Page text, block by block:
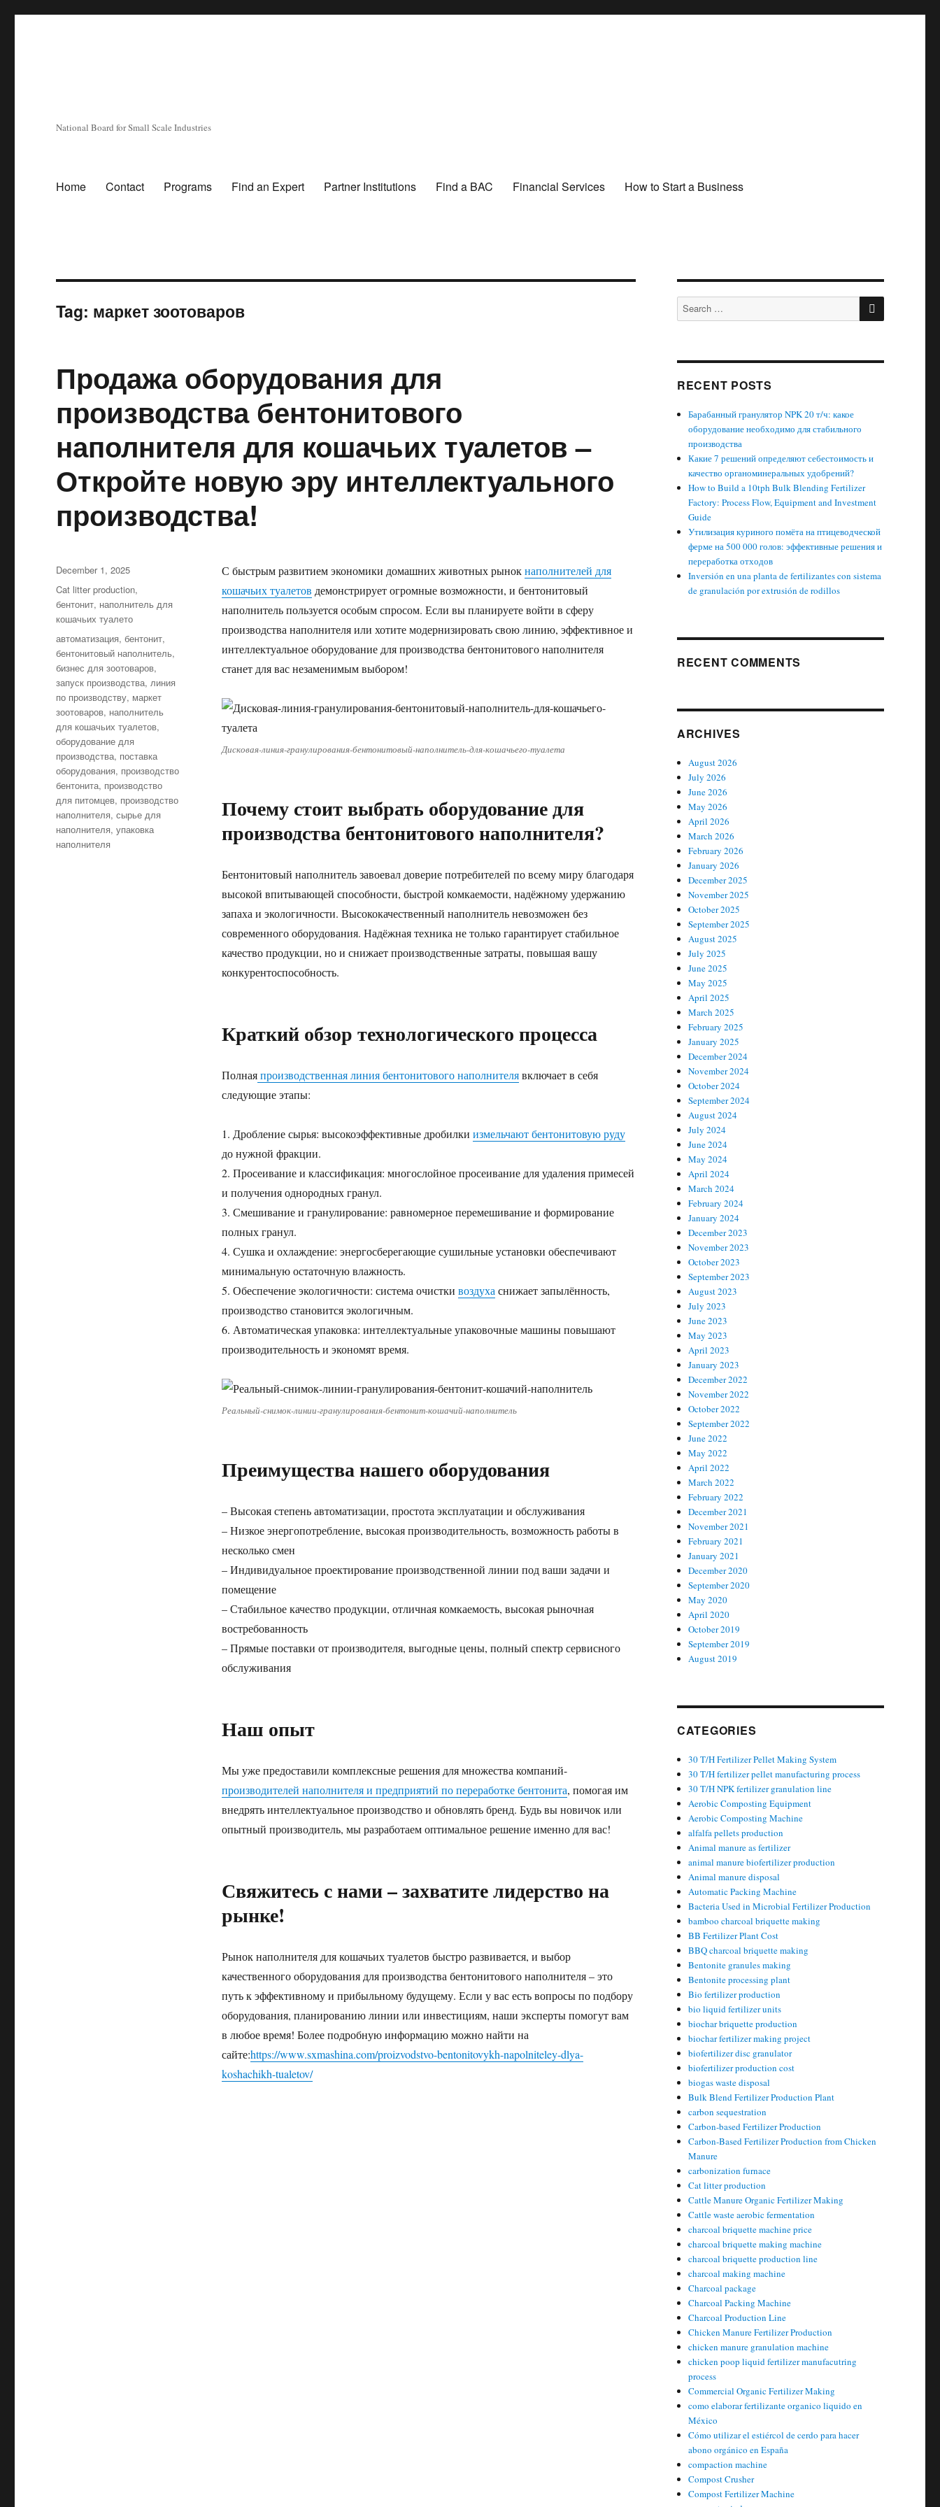
National Board for Small Scale Industries
Home Contact Programs Find an Expert Partner Institutions Find a BAC Financial Services How to Start a Business
Tag: маркет зоотоваров
Продажа оборудования для
производства бентонитового
наполнителя для кошачьих туалетов –
Откройте новую эру интеллектуального
производства!
С быстрым развитием экономики домашних животных рынокнаполнителей для
кошачьих туалетов демонстрирует огромные возможности, и бентонитовый
наполнитель пользуется особым спросом. Если вы планируете войти в сферу
производства наполнителя или хотите модернизировать свою линию, эффективное и
интеллектуальное оборудование для производства бентонитового наполнителя
станет для вас незаменимым выбором!
Дисковая-линия-гранулирования-бентонитовый-наполнитель-для-кошачьего-туалета
Почему стоит выбрать оборудование для
производства бентонитового наполнителя?
Бентонитовый наполнитель завоевал доверие потребителей по всему миру благодаря
высокой впитывающей способности, быстрой комкаемости, надёжному удержанию
запаха и экологичности. Высококачественный наполнитель невозможен без
современного оборудования. Надёжная техника не только гарантирует стабильное
качество продукции, но и снижает производственные затраты, повышая вашу
конкурентоспособность.
Краткий обзор технологического процесса
Полнаяпроизводственная линия бентонитового наполнителявключает в себя
следующие этапы:
1. Дробление сырья: высокоэффективные дробилки измельчают бентонитовую руду
до нужной фракции.
2. Просеивание и классификация: многослойное просеивание для удаления примесей
и получения однородных гранул.
3. Смешивание и гранулирование: равномерное перемешивание и формирование
полных гранул.
4. Сушка и охлаждение: энергосберегающие сушильные установки обеспечивают
минимальную остаточную влажность.
5. Обеспечение экологичности: система очистки воздуха снижает запылённость,
производство становится экологичным.
6. Автоматическая упаковка: интеллектуальные упаковочные машины повышают
производительность и экономят время.
Реальный-снимок-линии-гранулирования-бентонит-кошачий-наполнитель
Преимущества нашего оборудования
– Высокая степень автоматизации, простота эксплуатации и обслуживания
– Низкое энергопотребление, высокая производительность, возможность работы в
несколько смен
– Индивидуальное проектирование производственной линии под ваши задачи и
помещение
– Стабильное качество продукции, отличная комкаемость, высокая рыночная
востребованность
– Прямые поставки от производителя, выгодные цены, полный спектр сервисного
обслуживания
Наш опыт
Мы уже предоставили комплексные решения для множества компаний-
производителей наполнителя и предприятий по переработке бентонита, помогая им
внедрять интеллектуальное производство и обновлять бренд. Будь вы новичок или
опытный производитель, мы разработаем оптимальное решение именно для вас!
Свяжитесь с нами – захватите лидерство на
рынке!
Рынок наполнителя для кошачьих туалетов быстро развивается, и выбор
качественного оборудования для производства бентонитового наполнителя – это
путь к эффективному и прибыльному будущему. Если у вас есть вопросы по подбору
оборудования, планированию линии или инвестициям, наши эксперты помогут вам
в любое время! Более подробную информацию можно найти на
сайте:https://www.sxmashina.com/proizvodstvo-bentonitovykh-napolniteley-dlya-
koshachikh-tualetov/
Posted
on
December 1, 2025
Categories
Cat litter production,
бентонит, наполнитель для
кошачьих туалето
Tags
автоматизация,бентонит,
бентонитовый наполнитель,
бизнес для зоотоваров,
запуск производства,линия
по производству, маркет
зоотоваров, наполнитель
для кошачьих туалетов,
оборудование для
производства, поставка
оборудования, производство
бентонита, производство
для питомцев, производство
наполнителя,сырье для
наполнителя,упаковка
наполнителя
Search
for:
SEARCH
RECENT POSTS
Барабанный гранулятор NPK 20 т/ч: какое
оборудование необходимо для стабильного
производства
Какие 7 решений определяют себестоимость и
качество органоминеральных удобрений?
How to Build a 10tph Bulk Blending Fertilizer
Factory: Process Flow, Equipment and Investment
Guide
Утилизация куриного помёта на птицеводческой
ферме на 500 000 голов: эффективные решения и
переработка отходов
Inversión en una planta de fertilizantes con sistema
de granulación por extrusión de rodillos
RECENT COMMENTS
ARCHIVES
August 2026
July 2026
June 2026
May 2026
April 2026
March 2026
February 2026
January 2026
December 2025
November 2025
October 2025
September 2025
August 2025
July 2025
June 2025
May 2025
April 2025
March 2025
February 2025
January 2025
December 2024
November 2024
October 2024
September 2024
August 2024
July 2024
June 2024
May 2024
April 2024
March 2024
February 2024
January 2024
December 2023
November 2023
October 2023
September 2023
August 2023
July 2023
June 2023
May 2023
April 2023
January 2023
December 2022
November 2022
October 2022
September 2022
June 2022
May 2022
April 2022
March 2022
February 2022
December 2021
November 2021
February 2021
January 2021
December 2020
September 2020
May 2020
April 2020
October 2019
September 2019
August 2019
CATEGORIES
30 T/H Fertilizer Pellet Making System
30 T/H fertilizer pellet manufacturing process
30 T/H NPK fertilizer granulation line
Aerobic Composting Equipment
Aerobic Composting Machine
alfalfa pellets production
Animal manure as fertilizer
animal manure biofertilizer production
Animal manure disposal
Automatic Packing Machine
Bacteria Used in Microbial Fertilizer Production
bamboo charcoal briquette making
BB Fertilizer Plant Cost
BBQ charcoal briquette making
Bentonite granules making
Bentonite processing plant
Bio fertilizer production
bio liquid fertilizer units
biochar briquette production
biochar fertilizer making project
biofertilizer disc granulator
biofertilizer production cost
biogas waste disposal
Bulk Blend Fertilizer Production Plant
carbon sequestration
Carbon-based Fertilizer Production
Carbon-Based Fertilizer Production from Chicken
Manure
carbonization furnace
Cat litter production
Cattle Manure Organic Fertilizer Making
Cattle waste aerobic fermentation
charcoal briquette machine price
charcoal briquette making machine
charcoal briquette production line
charcoal making machine
Charcoal package
Charcoal Packing Machine
Charcoal Production Line
Chicken Manure Fertilizer Production
chicken manure granulation machine
chicken poop liquid fertilizer manufacutring
process
Commercial Organic Fertilizer Making
como elaborar fertilizante organico liquido en
México
Cómo utilizar el estiércol de cerdo para hacer
abono orgánico en España
compaction machine
Compost Crusher
Compost Fertilizer Machine